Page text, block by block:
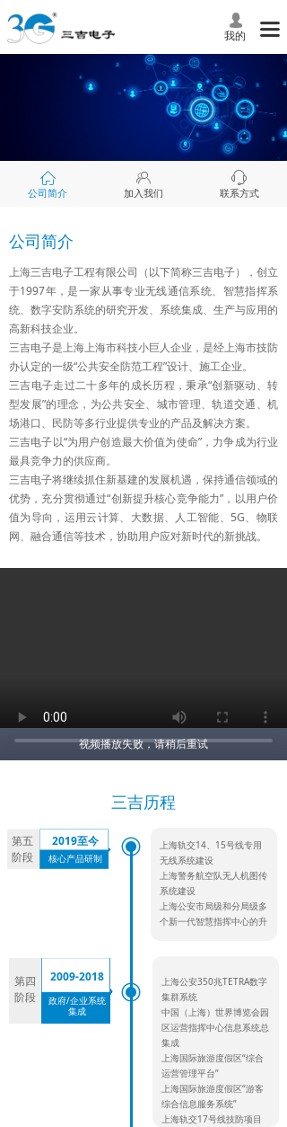
넙
我的
끀
ꀇ
公司简介
ꁘ
加入我们
ꁱ
联系方式
上海三吉电子工程有限公司（以下简称三吉电子），创立
于1997年，是一家从事专业无线通信系统、智慧指挥系
统、数字安防系统的研究开发、系统集成、生产与应用的
高新科技企业。
三吉电子是上海上海市科技小巨人企业，是经上海市技防
办认定的一级“公共安全防范工程”设计、施工企业。
三吉电子走过二十多年的成长历程，秉承“创新驱动、转
型发展”的理念，为公共安全、城市管理、轨道交通、机
场港口、民防等多行业提供专业的产品及解决方案。
三吉电子以“为用户创造最大价值为使命”，力争成为行业
最具竞争力的供应商。
三吉电子将继续抓住新基建的发展机遇，保持通信领域的
优势，充分贯彻通过“创新提升核心竞争能力”，以用户价
值为导向，运用云计算、大数据、人工智能、5G、物联
网、融合通信等技术，协助用户应对新时代的新挑战。
公司简介
视频播放失败，请稍后重试
三吉历程
ꀉ
第五
阶段
核心产品研制
2019至今
上海轨交14、15号线专用
无线系统建设
上海警务航空队无人机图传
系统建设
上海公安市局级和分局级多
个新一代智慧指挥中心的升
第四
阶段
政府/企业系统
集成
2009-2018
上海公安350兆TETRA数字
集群系统
中国（上海）世界博览会园
区运营指挥中心信息系统总
集成
上海国际旅游度假区“综合
运营管理平台”
上海国际旅游度假区“游客
综合信息服务系统”
上海轨交17号线技防项目
ꀉ